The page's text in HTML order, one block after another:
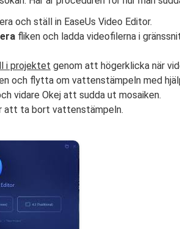
och ställ in EaseUs Video Editor.
fliken och ladda videofilerna i
i projektet genom att högerklicka när
och flytta om vattenstämpeln med
vidare Okej att sudda ut mosaiken.
att ta bort vattenstämpeln.